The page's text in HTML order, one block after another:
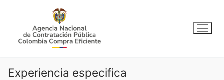
contenido
Experiencia especifica